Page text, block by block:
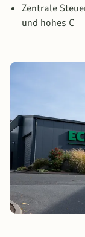
Zentrale
und hohes C